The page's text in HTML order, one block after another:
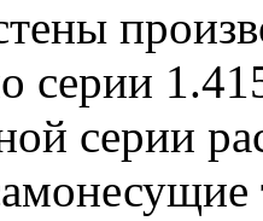
серии
серии